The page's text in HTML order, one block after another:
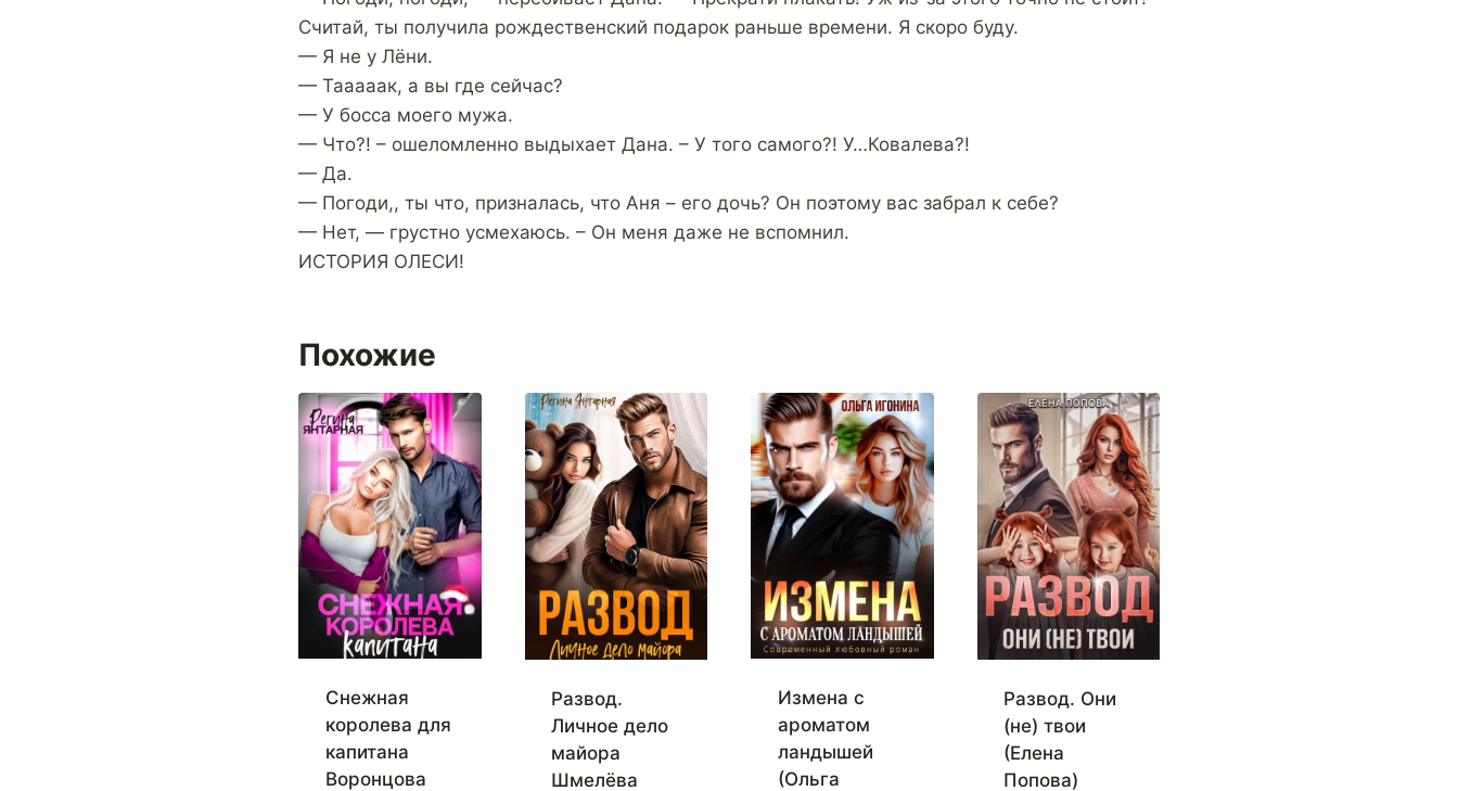
Считай, ты получила рождественский подарок раньше времени. Я скоро буду.
— Я не у Лёни.
— Тааааак, а вы где сейчас?
— У босса моего мужа.
— Что?! – ошеломленно выдыхает Дана. – У того самого?! У…Ковалева?!
— Да.
— Погоди,, ты что, призналась, что Аня – его дочь? Он поэтому вас забрал к себе?
— Нет, — грустно усмехаюсь. – Он меня даже не вспомнил.
ИСТОРИЯ ОЛЕСИ!
Похожие
Снежная
королева для
капитана
Воронцова
Развод.
Личное дело
майора
Шмелёва
Измена с
ароматом
ландышей
(Ольга
Развод. Они
(не) твои
(Елена
Попова)